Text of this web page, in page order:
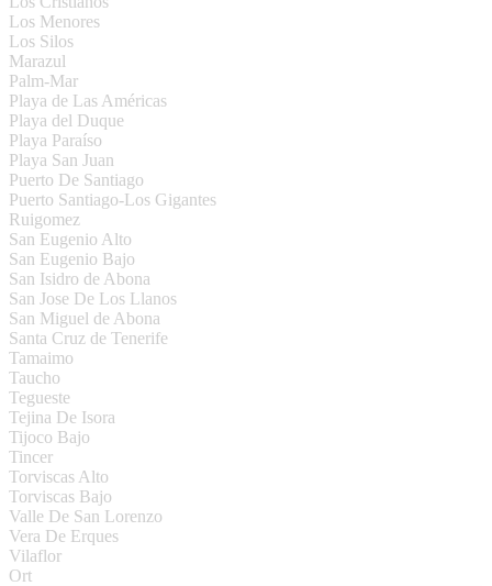
Los Menores
Los Silos
Marazul
Palm-Mar
Playa de Las Américas
Playa del Duque
Playa Paraíso
Playa San Juan
Puerto De Santiago
Puerto Santiago-Los Gigantes
Ruigomez
San Eugenio Alto
San Eugenio Bajo
San Isidro de Abona
San Jose De Los Llanos
San Miguel de Abona
Santa Cruz de Tenerife
Tamaimo
Taucho
Tegueste
Tejina De Isora
Tijoco Bajo
Tincer
Torviscas Alto
Torviscas Bajo
Valle De San Lorenzo
Vera De Erques
Vilaflor
Ort